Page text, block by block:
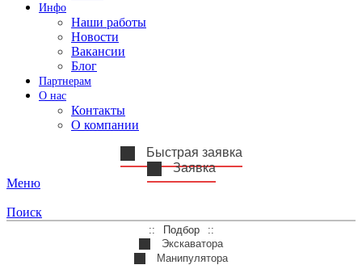
Инфо
Наши работы
Новости
Вакансии
Блог
Партнерам
О нас
Контакты
О компании
Быстрая заявка
Заявка
Меню
Поиск
Подбор
Экскаватора
Манипулятора